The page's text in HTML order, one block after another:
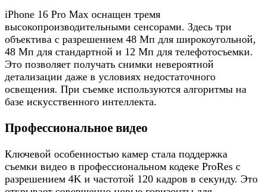
iPhone 16 Pro Max оснащен тремя
высокопроизводительными сенсорами. Здесь три
объектива с разрешением 48 Мп для широкоугольной,
48 Мп для стандартной и 12 Мп для телефотосъемки.
Это позволяет получать снимки невероятной
детализации даже в условиях недостаточного
освещения. При съемке используются алгоритмы на
базе искусственного интеллекта.
Профессиональное видео
Ключевой особенностью камер стала поддержка
съемки видео в профессиональном кодеке ProRes с
разрешением 4K и частотой 120 кадров в секунду. Это